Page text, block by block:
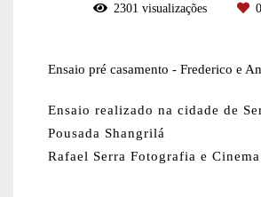
2301 visualizações 0
Ensaio pré casamento - Frederico e
Ensaio realizado na cidade de
Pousada Shangrilá
Rafael Serra Fotografia e Cinema